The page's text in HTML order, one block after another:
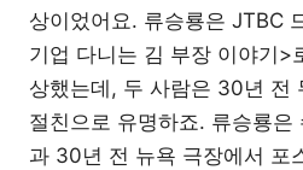
상이었어요. 류승룡은 JTBC
기업 다니는 김 부장 이야기>
상했는데, 두 사람은 30년 전
절친으로 유명하죠. 류승룡은
과 30년 전 뉴욕 극장에서 포